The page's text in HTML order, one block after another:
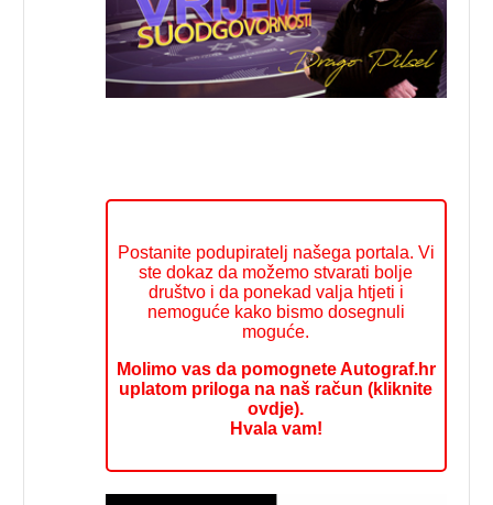
Postanite podupiratelj našega portala. Vi
ste dokaz da možemo stvarati bolje
društvo i da ponekad valja htjeti i
nemoguće kako bismo dosegnuli
moguće.
Molimo vas da pomognete Autograf.hr
uplatom priloga na naš račun (kliknite
ovdje).
Hvala vam!